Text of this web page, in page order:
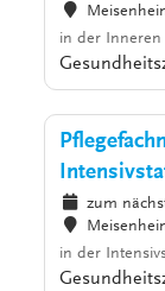
in der Inneren
zum
in der